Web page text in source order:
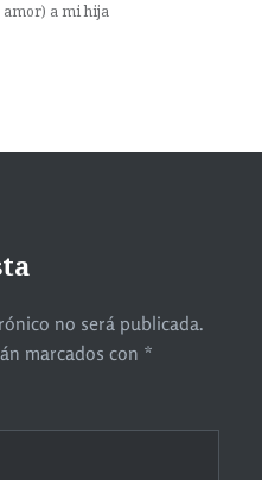
amor) a mi hija
no será publicada.
marcados con *